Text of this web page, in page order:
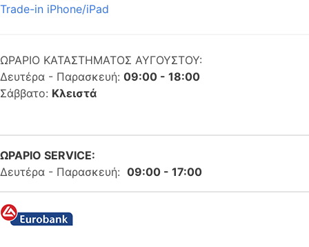
Trade-in iPhone/iPad
ΩΡΑΡΙΟ ΚΑΤΑΣΤΗΜΑΤΟΣ ΑΥΓΟΥΣΤΟΥ:
Δευτέρα - Παρασκευή: 09:00 - 18:00
Σάββατο: Κλειστά
ΩΡΑΡΙΟ SERVICE:
Δευτέρα - Παρασκευή: 09:00 - 17:00